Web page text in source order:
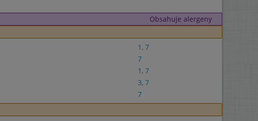
Obsahuje alergeny
1 , 7
7
1 , 7
3, 7
7